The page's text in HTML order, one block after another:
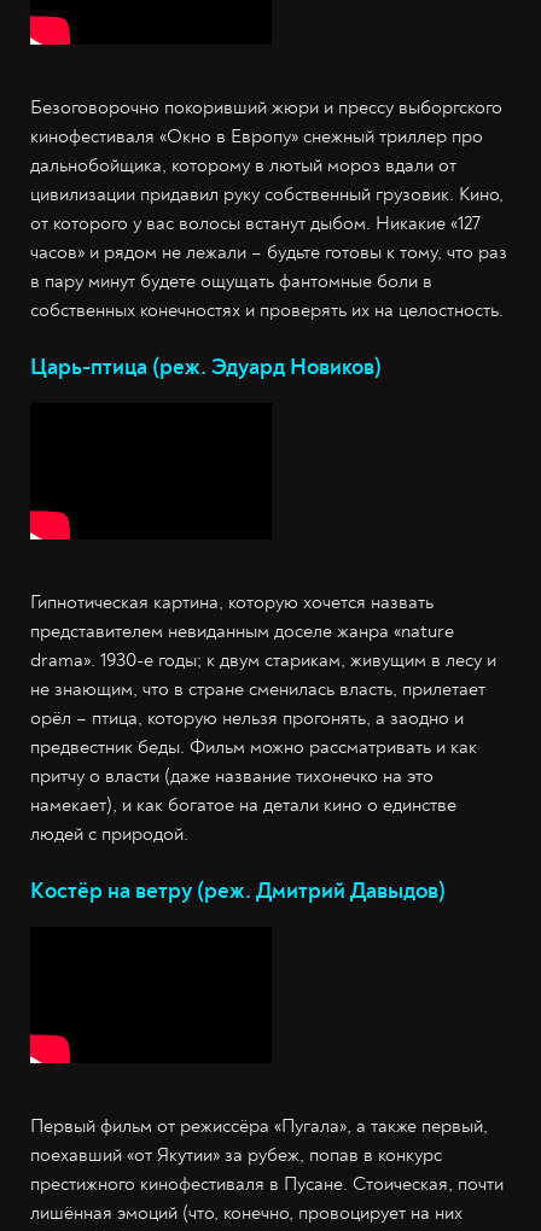
Безоговорочно покоривший жюри и прессу выборгского
кинофестиваля «Окно в Европу» снежный триллер про
дальнобойщика, которому в лютый мороз вдали от
цивилизации придавил руку собственный грузовик. Кино,
от которого у вас волосы встанут дыбом. Никакие «127
часов» и рядом не лежали – будьте готовы к тому, что раз
в пару минут будете ощущать фантомные боли в
собственных конечностях и проверять их на целостность.
Царь-птица (реж. Эдуард Новиков)
Гипнотическая картина, которую хочется назвать
представителем невиданным доселе жанра «nature
drama». 1930-е годы; к двум старикам, живущим в лесу и
не знающим, что в стране сменилась власть, прилетает
орёл – птица, которую нельзя прогонять, а заодно и
предвестник беды. Фильм можно рассматривать и как
притчу о власти (даже название тихонечко на это
намекает), и как богатое на детали кино о единстве
людей с природой.
Костёр на ветру (реж. Дмитрий Давыдов)
Первый фильм от режиссёра «Пугала», а также первый,
поехавший «от Якутии» за рубеж, попав в конкурс
престижного кинофестиваля в Пусане. Стоическая, почти
лишённая эмоций (что, конечно, провоцирует на них